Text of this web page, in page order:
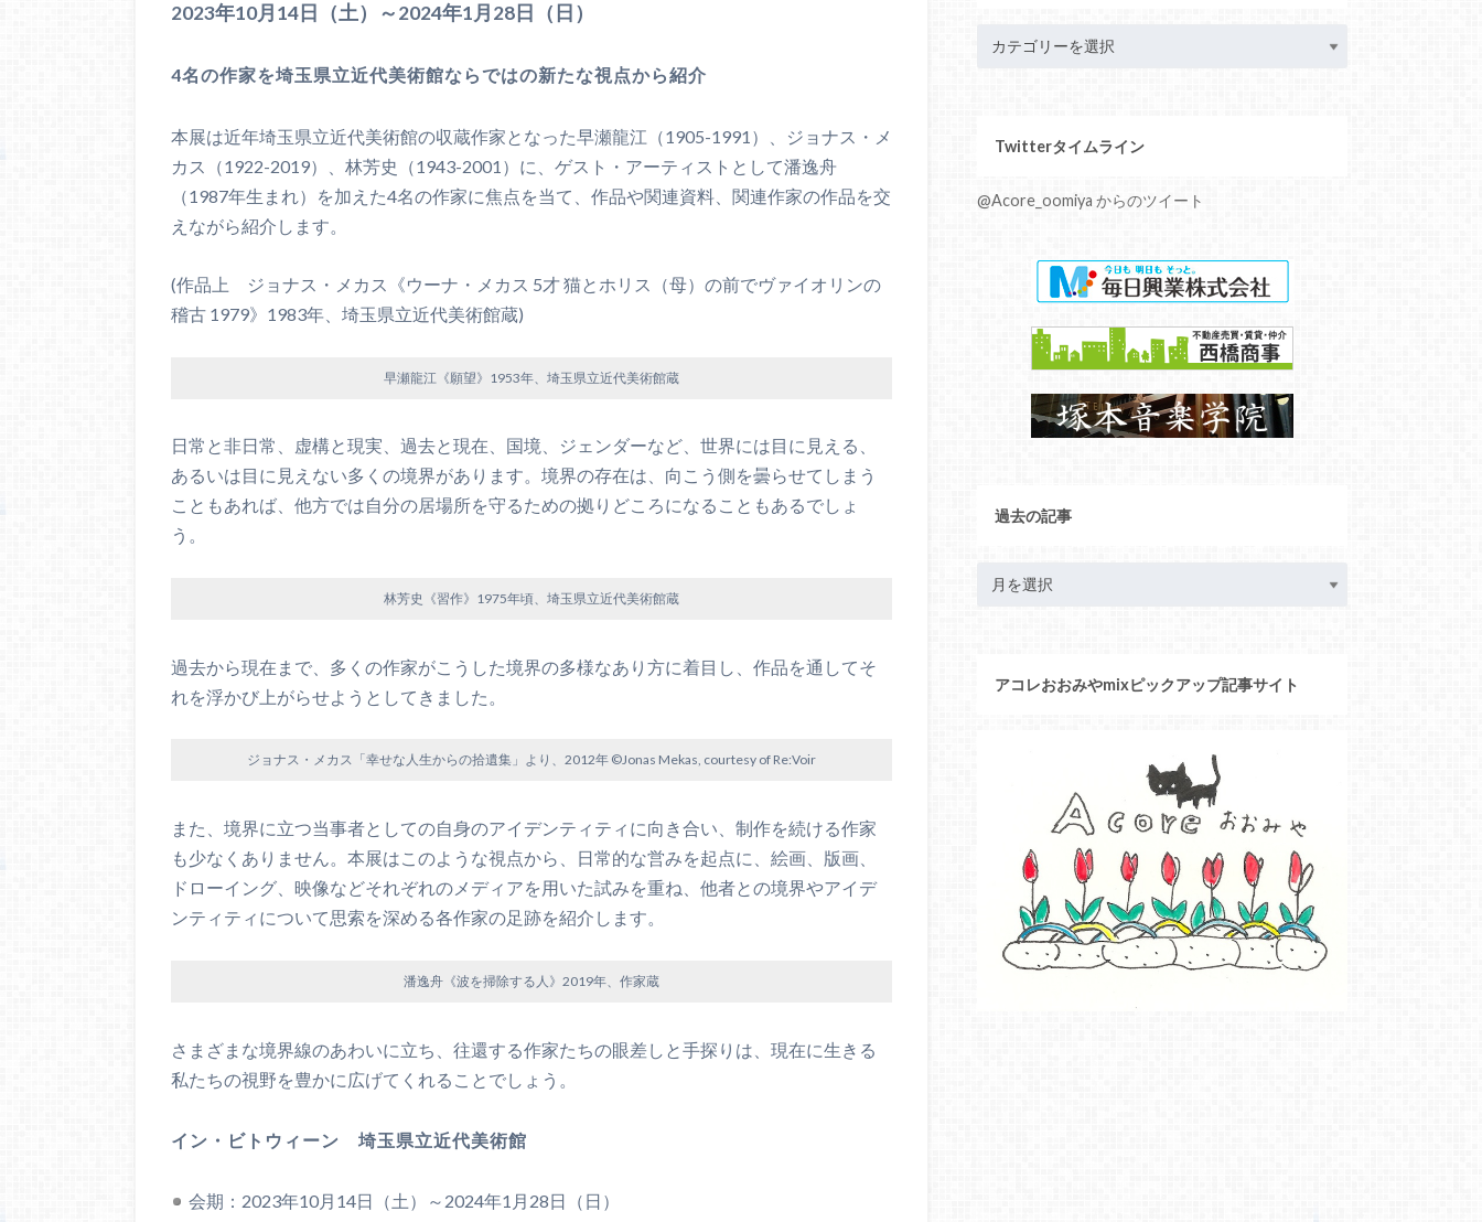
2023年10月14日（土）～2024年1月28日（日）
4名の作家を埼玉県立近代美術館ならではの新たな視点から紹介
本展は近年埼玉県立近代美術館の収蔵作家となった早瀬龍江（1905-1991）、ジョナス・メ
カス（1922-2019）、林芳史（1943-2001）に、ゲスト・アーティストとして潘逸舟
（1987年生まれ）を加えた4名の作家に焦点を当て、作品や関連資料、関連作家の作品を交
えながら紹介します。
(作品上 ジョナス・メカス《ウーナ・メカス 5才 猫とホリス（母）の前でヴァイオリンの
稽古 1979》1983年、埼玉県立近代美術館蔵)
早瀬龍江《願望》1953年、埼玉県立近代美術館蔵
日常と非日常、虚構と現実、過去と現在、国境、ジェンダーなど、世界には目に見える、
あるいは目に見えない多くの境界があります。境界の存在は、向こう側を曇らせてしまう
こともあれば、他方では自分の居場所を守るための拠りどころになることもあるでしょ
う。
林芳史《習作》1975年頃、埼玉県立近代美術館蔵
過去から現在まで、多くの作家がこうした境界の多様なあり方に着目し、作品を通してそ
れを浮かび上がらせようとしてきました。
ジョナス・メカス「幸せな人生からの拾遺集」より、2012年 ©Jonas Mekas, courtesy of Re:Voir
また、境界に立つ当事者としての自身のアイデンティティに向き合い、制作を続ける作家
も少なくありません。本展はこのような視点から、日常的な営みを起点に、絵画、版画、
ドローイング、映像などそれぞれのメディアを用いた試みを重ね、他者との境界やアイデ
ンティティについて思索を深める各作家の足跡を紹介します。
潘逸舟《波を掃除する人》2019年、作家蔵
さまざまな境界線のあわいに立ち、往還する作家たちの眼差しと手探りは、現在に生きる
私たちの視野を豊かに広げてくれることでしょう。
イン・ビトウィーン 埼玉県立近代美術館
会期：2023年10月14日（土）～2024年1月28日（日）
Twitterタイムライン
@Acore_oomiya からのツイート
過去の記事
アコレおおみやmixピックアップ記事サイト